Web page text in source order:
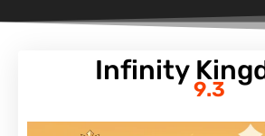
Infinity
9.3